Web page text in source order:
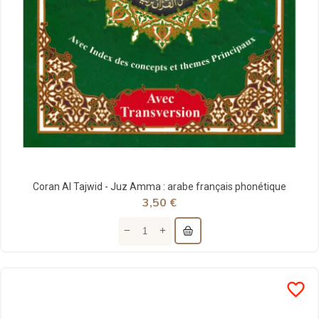
Coran Al Tajwid - Juz Amma : arabe français phonétique
3,50 €
favorite_border